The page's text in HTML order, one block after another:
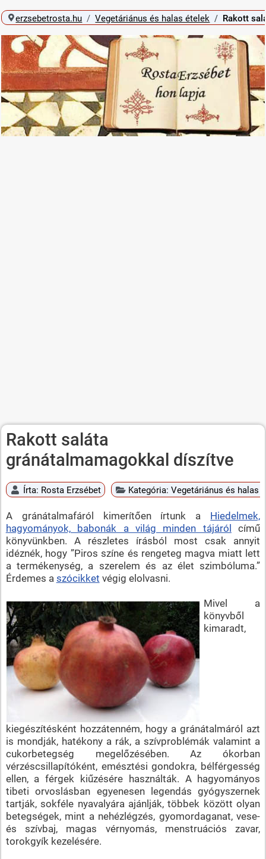
erzsebetrosta.hu Vegetáriánus és halas ételek Rakott
Rakott saláta
gránátalmamagokkal díszítve
Írta: Rosta Erzsébet Kategória:Vegetáriánus és halas
A gránátalmafáról kimerítően írtunk a Hiedelmek,
hagyományok, babonák a világ minden tájáról című
könyvünkben. A részletes írásból most csak annyit
idéznék, hogy ”Piros színe és rengeteg magva miatt lett
a termékenység, a szerelem és az élet szimbóluma.”
Érdemes a szócikket végig elolvasni.
Mivel a
könyvből
kimaradt,
kiegészítésként hozzátenném, hogy a gránátalmáról azt
is mondják, hatékony a rák, a szívproblémák valamint a
cukorbetegség megelőzésében. Az ókorban
vérzéscsillapítóként, emésztési gondokra, bélférgesség
ellen, a férgek kiűzésére használták. A hagyományos
tibeti orvoslásban egyenesen legendás gyógyszernek
tartják, sokféle nyavalyára ajánlják, többek között olyan
betegségek, mint a nehézlégzés, gyomordaganat, vese-
és szívbaj, magas vérnyomás, menstruációs zavar,
torokgyík kezelésére.